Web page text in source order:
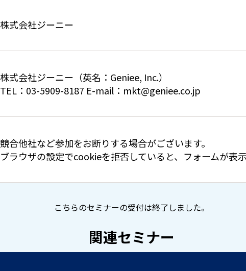
株式会社ジーニー
株式会社ジーニー（英名：Geniee, Inc.）
TEL：03-5909-8187 E-mail：mkt@geniee.co.jp
競合他社など参加をお断りする場合がございます。
ブラウザの設定でcookieを拒否していると、フォームが表
こちらのセミナーの受付は終了しました。
関連セミナー